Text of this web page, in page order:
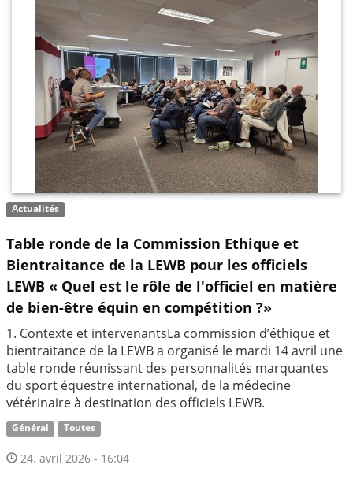
Actualités
Table ronde de la Commission Ethique et
Bientraitance de la LEWB pour les officiels
LEWB « Quel est le rôle de l'officiel en matière
de bien-être équin en compétition ?»
1. Contexte et intervenantsLa commission d’éthique et
bientraitance de la LEWB a organisé le mardi 14 avril une
table ronde réunissant des personnalités marquantes
du sport équestre international, de la médecine
vétérinaire à destination des officiels LEWB.
Général Toutes
24. avril 2026 - 16:04